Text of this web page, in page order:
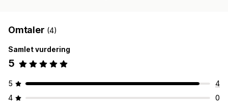
Omtaler (4)
Samlet vurdering
5
5
4
4
0